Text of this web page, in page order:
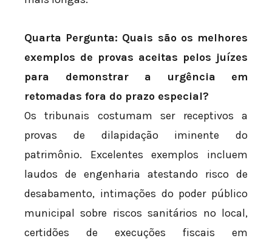
Quarta Pergunta: Quais são os melhores
exemplos de provas aceitas pelos juízes
para demonstrar a urgência em
retomadas fora do prazo especial?
Os tribunais costumam ser receptivos a
provas de dilapidação iminente do
patrimônio. Excelentes exemplos incluem
laudos de engenharia atestando risco de
desabamento, intimações do poder público
municipal sobre riscos sanitários no local,
certidões de execuções fiscais em